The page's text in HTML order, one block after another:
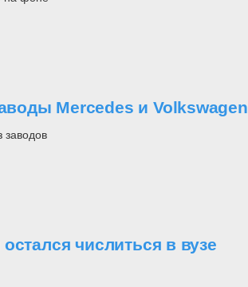
Mercedes и Volkswagen
заводов
числиться в вузе